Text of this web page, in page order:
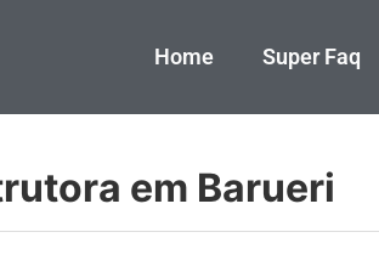
Home Super Faq
em Barueri